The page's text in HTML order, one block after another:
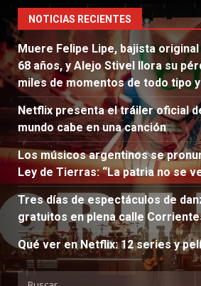
NOTICIAS RECIENTES
Muere Felipe Lipe, bajista original
68 años, y Alejo Stivel llora su
miles de momentos de todo tipo
Netflix presenta el tráiler oficial
mundo cabe en una canción
Los músicos argentinos se
Ley de Tierras: “La patria no se
Tres días de espectáculos de
gratuitos en plena calle
Qué ver en Netflix: 12 series y
Buscar: